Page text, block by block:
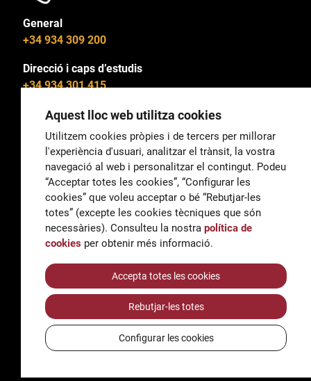
General
+34 934 309 200
Direcció i caps d’estudis
+34 934 301 415
General
correu@escoladeltreball.org
Informació
informacio@escoladeltreball.org
AccessibilitatAvís legal i Política de Privacitat
Política de cookies
Crèdits
Aquest lloc web utilitza cookies
Utilitzem cookies pròpies i de tercers per millorar
l'experiència d'usuari, analitzar el trànsit, la vostra
navegació al web i personalitzar el contingut. Podeu
“Acceptar totes les cookies”, “Configurar les
cookies” que voleu acceptar o bé “Rebutjar-les
totes” (excepte les cookies tècniques que són
necessàries). Consulteu la nostra política de
cookies per obtenir més informació.
Accepta totes les cookies
Rebutjar-les totes
Configurar les cookies